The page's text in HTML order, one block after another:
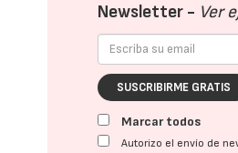
Newsletter - Ver
SUSCRIBIRME GRATIS
Marcar todos
Autorizo el envío de